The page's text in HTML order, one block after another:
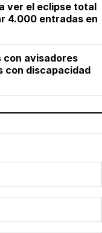
ver el eclipse total
4.000 entradas en
con avisadores
con discapacidad